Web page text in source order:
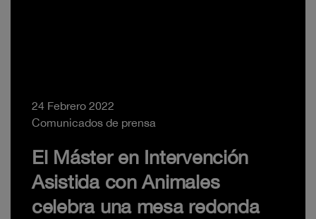
24 Febrero 2022
Comunicados de prensa
El Máster en Intervención
Asistida con Animales
celebra una mesa redonda